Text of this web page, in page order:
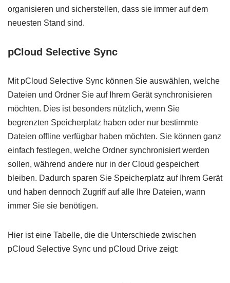
organisieren und sicherstellen, dass sie immer auf dem
neuesten Stand sind.
pCloud Selective Sync
Mit pCloud Selective Sync können Sie auswählen, welche
Dateien und Ordner Sie auf Ihrem Gerät synchronisieren
möchten. Dies ist besonders nützlich, wenn Sie
begrenzten Speicherplatz haben oder nur bestimmte
Dateien offline verfügbar haben möchten. Sie können ganz
einfach festlegen, welche Ordner synchronisiert werden
sollen, während andere nur in der Cloud gespeichert
bleiben. Dadurch sparen Sie Speicherplatz auf Ihrem Gerät
und haben dennoch Zugriff auf alle Ihre Dateien, wann
immer Sie sie benötigen.
Hier ist eine Tabelle, die die Unterschiede zwischen
pCloud Selective Sync und pCloud Drive zeigt: